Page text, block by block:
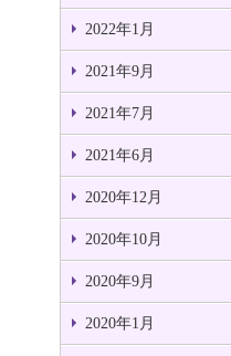
2022年1月
2021年9月
2021年7月
2021年6月
2020年12月
2020年10月
2020年9月
2020年1月